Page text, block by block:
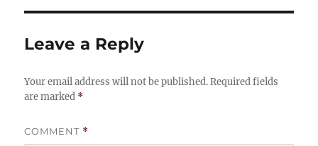
Leave a Reply
Your email address will not be published. Required fields
are marked *
COMMENT *